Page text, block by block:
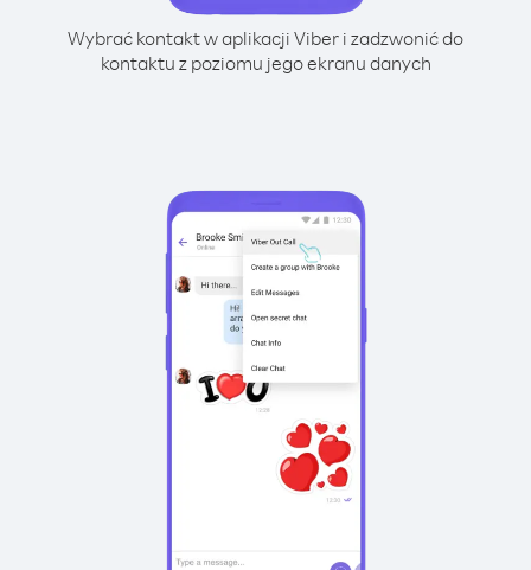
Wybrać kontakt w aplikacji Viber i zadzwonić do
kontaktu z poziomu jego ekranu danych